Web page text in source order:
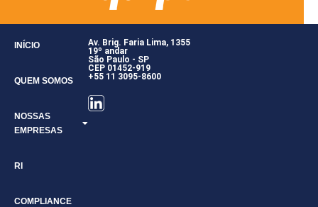
INÍCIO
QUEM SOMOS
NOSSAS
EMPRESAS
RI
COMPLIANCE
Av. Brig. Faria Lima, 1355
19º andar
São Paulo - SP
CEP 01452-919
+55 11 3095-8600